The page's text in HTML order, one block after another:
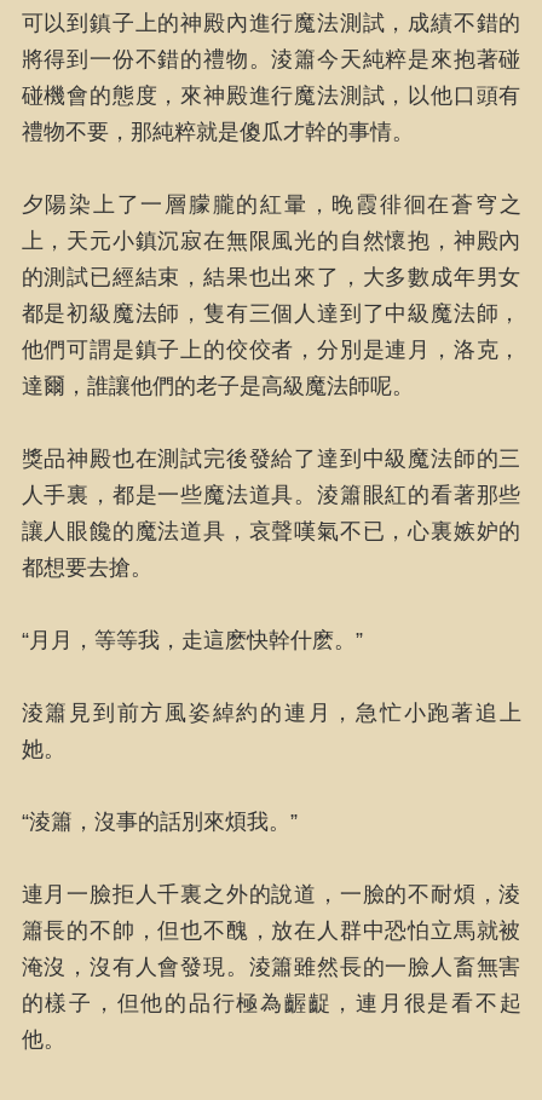
可以到鎮子上的神殿內進行魔法測試，成績不錯的
將得到一份不錯的禮物。淩簫今天純粹是來抱著碰
碰機會的態度，來神殿進行魔法測試，以他口頭有
禮物不要，那純粹就是傻瓜才幹的事情。
夕陽染上了一層朦朧的紅暈，晚霞徘徊在蒼穹之
上，天元小鎮沉寂在無限風光的自然懷抱，神殿內
的測試已經結束，結果也出來了，大多數成年男女
都是初級魔法師，隻有三個人達到了中級魔法師，
他們可謂是鎮子上的佼佼者，分別是連月，洛克，
達爾，誰讓他們的老子是高級魔法師呢。
獎品神殿也在測試完後發給了達到中級魔法師的三
人手裏，都是一些魔法道具。淩簫眼紅的看著那些
讓人眼饞的魔法道具，哀聲嘆氣不已，心裏嫉妒的
都想要去搶。
“月月，等等我，走這麽快幹什麽。”
淩簫見到前方風姿綽約的連月，急忙小跑著追上
她。
“淩簫，沒事的話別來煩我。”
連月一臉拒人千裏之外的說道，一臉的不耐煩，淩
簫長的不帥，但也不醜，放在人群中恐怕立馬就被
淹沒，沒有人會發現。淩簫雖然長的一臉人畜無害
的樣子，但他的品行極為齷齪，連月很是看不起
他。